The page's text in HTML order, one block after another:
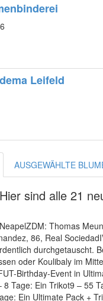
Leifeld
AUSGEWÄHLTE
sind alle 21
Thomas
86, Real
durchgetauscht.
oder Koulibaly im
Birthday-Event in
Tage: Ein Trikot9 – 55
Ein Ultimate Pack +